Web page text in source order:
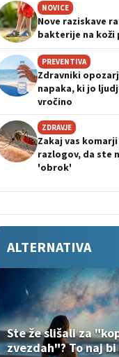
NOVICE
Nove raziskave
bakterije na koži
PREVENTIVA
Zdravniki
napaka, ki jo
vročino
ZDRAVJE
Zakaj vas
razlogov, da ste
'obrok'
ALTERNATIVA
Ste že slišali za
zvezdah"? To naj